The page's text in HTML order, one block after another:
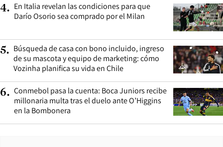
4. En Italia revelan las condiciones para que
Darío Osorio sea comprado por el Milan
5. Búsqueda de casa con bono incluido, ingreso
de su mascota y equipo de marketing: cómo
Vozinha planifica su vida en Chile
6. Conmebol pasa la cuenta: Boca Juniors recibe
millonaria multa tras el duelo ante O’Higgins
en la Bombonera